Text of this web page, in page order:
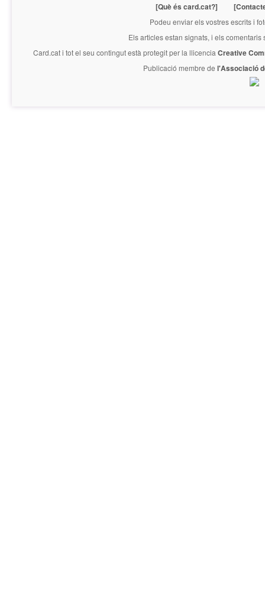
[Què és card.cat?]
Podeu enviar els vostres escrits i
Els articles estan signats, i els
Card.cati tot el seu contingut està protegit per la llicencia Creative
Publicació membre de l'Associació